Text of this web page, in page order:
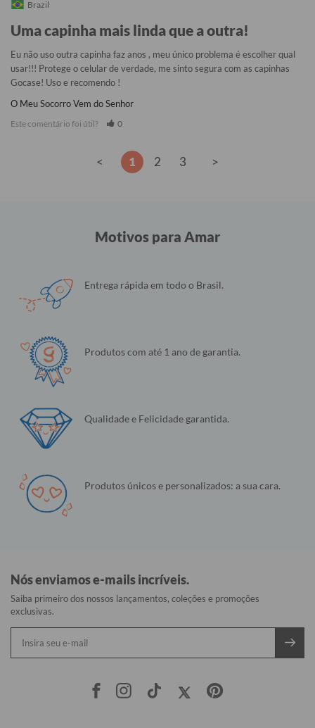
Brazil
Uma capinha mais linda que a outra!
Eu não uso outra capinha faz anos , meu único problema é escolher qual
usar!!! Protege o celular de verdade, me sinto segura com as capinhas
Gocase! Uso e recomendo !
O Meu Socorro Vem do Senhor
Este comentário foi útil? 0
< 1 2 3 >
Motivos para Amar
Entrega rápida em todo o Brasil.
Produtos com até 1 ano de garantia.
Qualidade e Felicidade garantida.
Produtos únicos e personalizados: a sua cara.
Nós enviamos e-mails incríveis.
Saiba primeiro dos nossos lançamentos, coleções e promoções
exclusivas.